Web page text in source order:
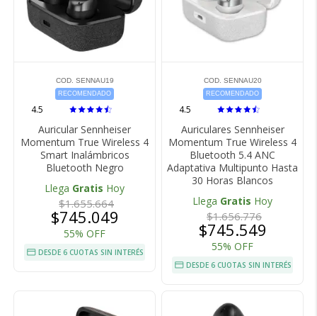
COD. SENNAU19
RECOMENDADO
4.5
Auricular Sennheiser
Momentum True Wireless 4
Smart Inalámbricos
Bluetooth Negro
Llega Gratis Hoy
$1.655.664
$745.049
55% OFF
DESDE 6 CUOTAS SIN INTERÉS
COD. SENNAU20
RECOMENDADO
4.5
Auriculares Sennheiser
Momentum True Wireless 4
Bluetooth 5.4 ANC
Adaptativa Multipunto Hasta
30 Horas Blancos
Llega Gratis Hoy
$1.656.776
$745.549
55% OFF
DESDE 6 CUOTAS SIN INTERÉS